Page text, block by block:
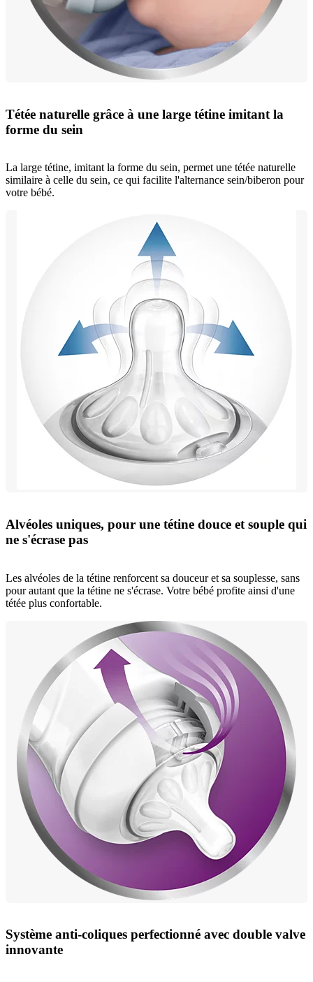
Tétée naturelle grâce à une large tétine imitant la
forme du sein
La large tétine, imitant la forme du sein, permet une tétée naturelle
similaire à celle du sein, ce qui facilite l'alternance sein/biberon pour
votre bébé.
Alvéoles uniques, pour une tétine douce et souple qui
ne s'écrase pas
Les alvéoles de la tétine renforcent sa douceur et sa souplesse, sans
pour autant que la tétine ne s'écrase. Votre bébé profite ainsi d'une
tétée plus confortable.
Système anti-coliques perfectionné avec double valve
innovante